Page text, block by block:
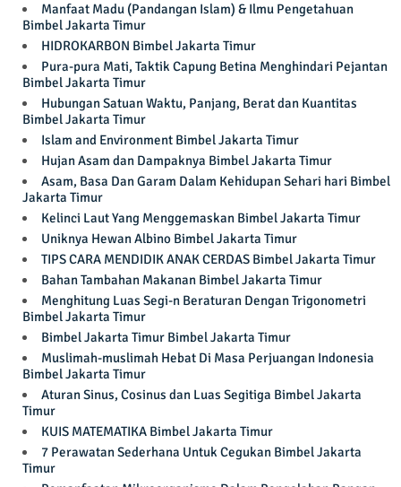
Manfaat Madu (Pandangan Islam) & Ilmu Pengetahuan
Bimbel Jakarta Timur
HIDROKARBON Bimbel Jakarta Timur
Pura-pura Mati, Taktik Capung Betina Menghindari Pejantan
Bimbel Jakarta Timur
Hubungan Satuan Waktu, Panjang, Berat dan Kuantitas
Bimbel Jakarta Timur
Islam and Environment Bimbel Jakarta Timur
Hujan Asam dan Dampaknya Bimbel Jakarta Timur
Asam, Basa Dan Garam Dalam Kehidupan Sehari hari Bimbel
Jakarta Timur
Kelinci Laut Yang Menggemaskan Bimbel Jakarta Timur
Uniknya Hewan Albino Bimbel Jakarta Timur
TIPS CARA MENDIDIK ANAK CERDAS Bimbel Jakarta Timur
Bahan Tambahan Makanan Bimbel Jakarta Timur
Menghitung Luas Segi-n Beraturan Dengan Trigonometri
Bimbel Jakarta Timur
Bimbel Jakarta Timur Bimbel Jakarta Timur
Muslimah-muslimah Hebat Di Masa Perjuangan Indonesia
Bimbel Jakarta Timur
Aturan Sinus, Cosinus dan Luas Segitiga Bimbel Jakarta
Timur
KUIS MATEMATIKA Bimbel Jakarta Timur
7 Perawatan Sederhana Untuk Cegukan Bimbel Jakarta
Timur